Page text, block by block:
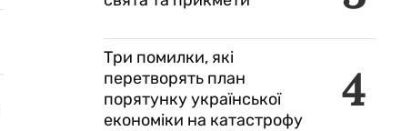
4
Три помилки, які
перетворять план
порятунку української
економіки на катастрофу